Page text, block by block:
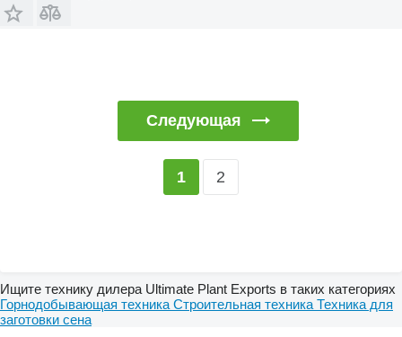
Следующая
1 2
Ищите технику дилера Ultimate Plant Exports в таких категориях
Горнодобывающая техника Строительная техника Техника для
заготовки сена